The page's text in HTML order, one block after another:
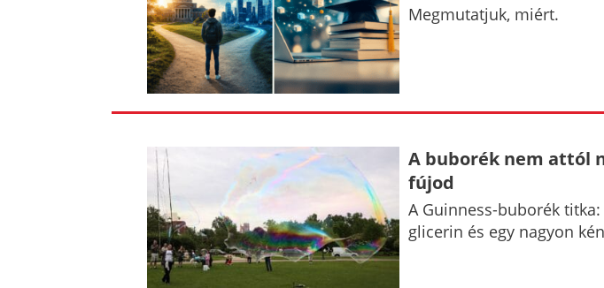
Megmutatjuk, miért.
A buborék nem attól
fújod
A Guinness-buborék titka:
glicerin és egy nagyon